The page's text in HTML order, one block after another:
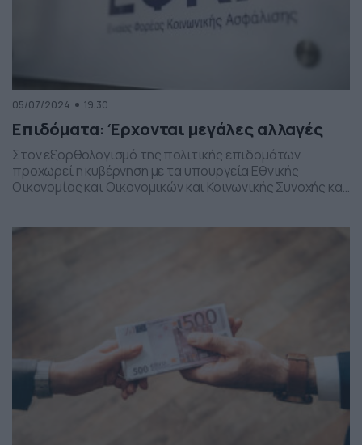
05/07/2024 19:30
Επιδόματα: Έρχονται μεγάλες αλλαγές
Στον εξορθολογισμό της πολιτικής επιδομάτων
προχωρεί η κυβέρνηση με τα υπουργεία Εθνικής
Οικονομίας και Οικονομικών και Κοινωνικής Συνοχής και